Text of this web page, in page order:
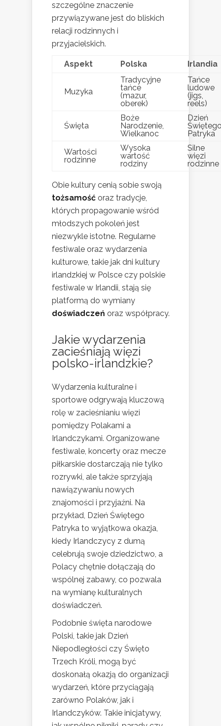
szczególne znaczenie
przywiązywane jest do bliskich
relacji rodzinnych i
przyjacielskich.
Aspekt Polska Irlandia
Muzyka
Tradycyjne
tańce
(mazur,
oberek)
Tańce
ludowe
(jigs,
reels)
Święta
Boże
Narodzenie,
Wielkanoc
Dzień
Patryka
Wartości
rodzinne
Wysoka
wartość
rodziny
Silne
więzi
rodzinne
Obie kultury cenią sobie swoją
tożsamość oraz tradycje,
których propagowanie wśród
młodszych pokoleń jest
niezwykle istotne. Regularne
festiwale oraz wydarzenia
kulturowe, takie jak dni kultury
irlandzkiej w Polsce czy polskie
festiwale w Irlandii, stają się
platformą do wymiany
doświadczeń oraz współpracy.
Jakie wydarzenia
zacieśniają więzi
polsko-irlandzkie?
Wydarzenia kulturalne i
sportowe odgrywają kluczową
rolę w zacieśnianiu więzi
pomiędzy Polakami a
Irlandczykami. Organizowane
festiwale, koncerty oraz mecze
piłkarskie dostarczają nie tylko
rozrywki, ale także sprzyjają
nawiązywaniu nowych
znajomości i przyjaźni. Na
przykład, Dzień Świętego
Patryka to wyjątkowa okazja,
kiedy Irlandczycy z dumą
celebrują swoje dziedzictwo, a
Polacy chętnie dołączają do
wspólnej zabawy, co pozwala
na wymianę kulturalnych
doświadczeń.
Podobnie święta narodowe
Polski, takie jak Dzień
Niepodległości czy Święto
Trzech Króli, mogą być
doskonałą okazją do organizacji
wydarzeń, które przyciągają
zarówno Polaków, jak i
Irlandczyków. Takie inicjatywy,